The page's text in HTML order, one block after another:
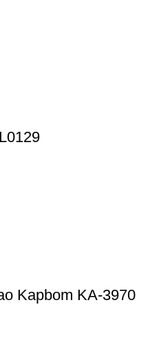
Kapbom KA-3970